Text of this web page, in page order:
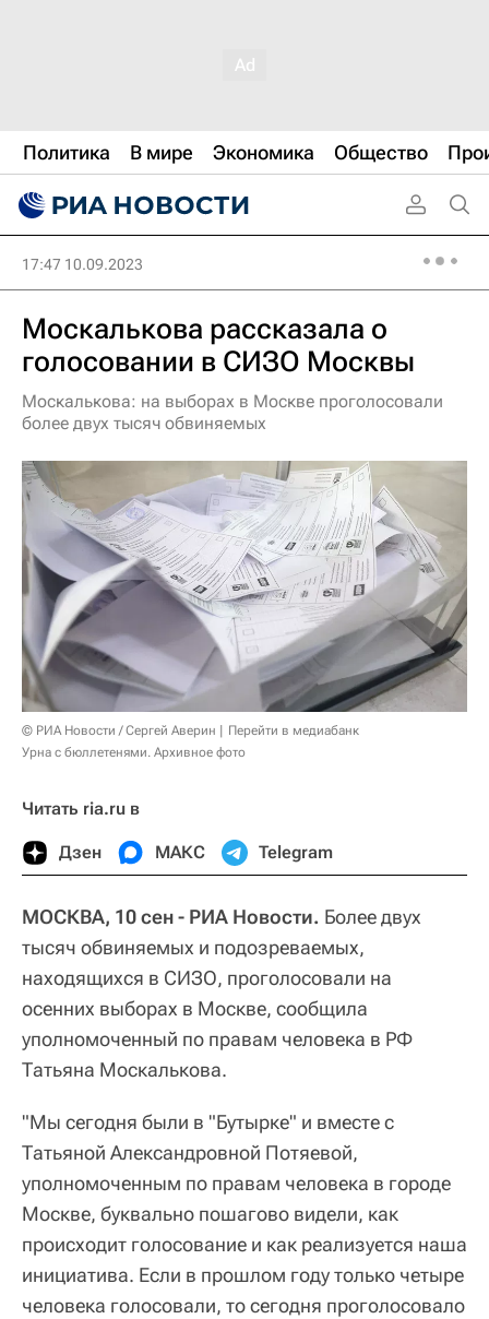
Политика В мире Экономика Общество
17:47 10.09.2023
Москалькова рассказала о
голосовании в СИЗО Москвы
Москалькова: на выборах в Москве проголосовали
более двух тысяч обвиняемых
© РИА Новости / Сергей Аверин
Перейти в медиабанк
Урна с бюллетенями. Архивное фото
Читать ria.ru в
Дзен МАКС Telegram
МОСКВА, 10 сен - РИА Новости. Более двух
тысяч обвиняемых и подозреваемых,
находящихся в СИЗО, проголосовали на
осенних выборах в Москве, сообщила
уполномоченный по правам человека в РФ
Татьяна Москалькова.
"Мы сегодня были в "Бутырке" и вместе с
Татьяной Александровной Потяевой,
уполномоченным по правам человека в городе
Москве, буквально пошагово видели, как
происходит голосование и как реализуется наша
инициатива. Если в прошлом году только четыре
человека голосовали, то сегодня проголосовало